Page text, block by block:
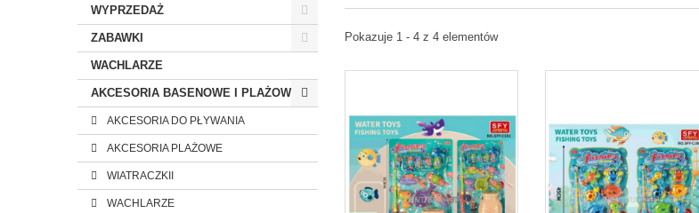
WYPRZEDAŻ
ZABAWKI
WACHLARZE
AKCESORIA BASENOWE I PLAŻOWE
AKCESORIA DO PŁYWANIA
AKCESORIA PLAŻOWE
WIATRACZKII
WACHLARZE
Pokazuje 1 - 4 z 4 elementów